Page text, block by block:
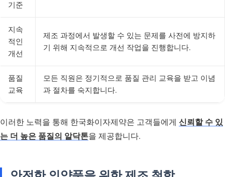
기준
지속
적인
개선
제조 과정에서 발생할 수 있는 문제를 사전에 방지하
기 위해 지속적으로 개선 작업을 진행합니다.
품질
교육
모든 직원은 정기적으로 품질 관리 교육을 받고 이념
과 절차를 숙지합니다.
이러한 노력을 통해 한국화이자제약은 고객들에게 신뢰할 수 있
는 더 높은 품질의 알닥톤을 제공합니다.